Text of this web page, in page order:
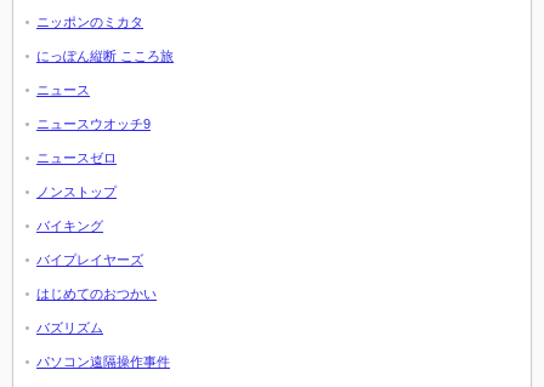
ニッポンのミカタ
にっぽん縦断 こころ旅
ニュース
ニュースウオッチ9
ニュースゼロ
ノンストップ
バイキング
バイプレイヤーズ
はじめてのおつかい
バズリズム
パソコン遠隔操作事件